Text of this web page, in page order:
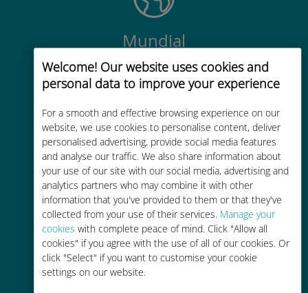
Welcome! Our website uses cookies and
personal data to improve your experience
For a smooth and effective browsing experience on our
website, we use cookies to personalise content, deliver
personalised advertising, provide social media features
and analyse our traffic. We also share information about
your use of our site with our social media, advertising and
analytics partners who may combine it with other
information that you've provided to them or that they've
collected from your use of their services. Manage your
cookies with complete peace of mind. Click "Allow all
cookies" if you agree with the use of all of our cookies. Or
click "Select" if you want to customise your cookie
settings on our website.
Mundial
Conectividad celular mundial de
alta calidad en más de 200
Rentable
Hasta un 90% más barato que los
costes de itinerancia con su
operador actual